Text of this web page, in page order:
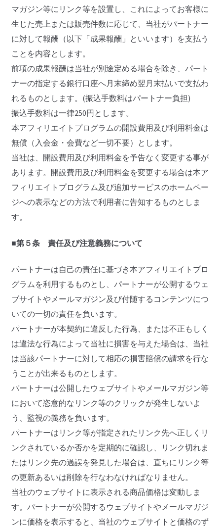
マガジン等にリンク等を設置し、これによってお客様に
生じた売上または販売件数に応じて、当社がパートナー
に対して報酬（以下「成果報酬」といいます）を支払う
ことを内容とします。
前項の成果報酬は当社が別途定める場合を除き、パート
ナーの指定する銀行口座へ月末締め翌月末払いで支払わ
れるものとします。(振込手数料はパートナー負担)
振込手数料は一律250円とします。
本アフィリエイトプログラムの開設費用及び利用料金は
無償（入会金・会費など一切不要）とします。
当社は、開設費用及び利用料金を予告なく変更する事が
あります。開設費用及び利用料金を変更する場合は本ア
フィリエイトプログラム及び追加サービスのホームペー
ジへの表示などの方法で利用者に告知するものとしま
す。
■第５条 責任及び注意義務について
パートナーは自己の責任に基づき本アフィリエイトプロ
グラムを利用するものとし、パートナーが公開するウェ
ブサイトやメールマガジン及び付随するコンテンツにつ
いての一切の責任を負います。
パートナーが本契約に違反した行為、または不正もしく
は違法な行為によって当社に損害を与えた場合は、当社
は当該パートナーに対して相応の損害賠償の請求を行な
うことが出来るものとします。
パートナーは公開したウェブサイトやメールマガジン等
において恣意的なリンク等のクリックが発生しないよ
う、監視の義務を負います。
パートナーはリンク等が指定されたリンク先へ正しくリ
ンクされているか否かを定期的に確認し、リンク切れま
たはリンク先の過誤を発見した場合は、直ちにリンク等
の更新あるいは削除を行なわなければなりません。
当社のウェブサイトに表示される商品価格は変動しま
す。パートナーが公開するウェブサイトやメールマガジ
ンに価格を表示すると、当社のウェブサイトと価格のず